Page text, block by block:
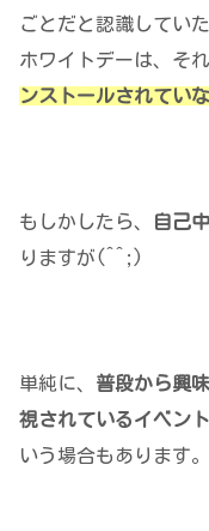
ごとだと認識してい
ホワイトデーは、それ
ンストールされてい
もしかしたら、 自己
りますが(^^;)
単純に、 普段から興
視されているイベン
いう場合もあります。